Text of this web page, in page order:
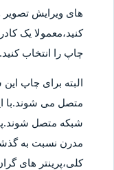
های ویرایش تصویر
کنید،معمولا یک
چاپ را انتخاب
متصل می شوند.با
شبکه متصل
مدرن نسبت به
کلی،پرینتر های